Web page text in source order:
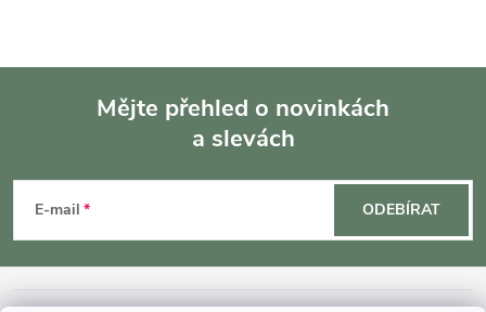
p
Mějte přehled o novinkách
a slevách
E-mail ODEBÍRAT